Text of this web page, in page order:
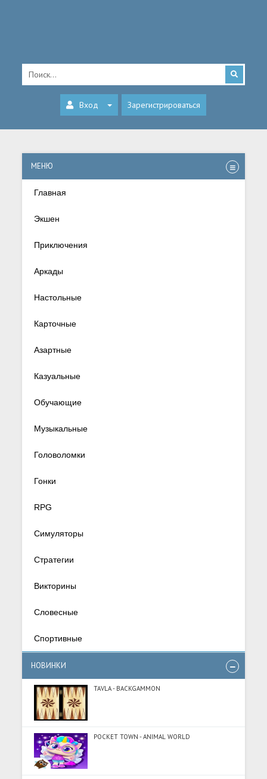
Вход Зарегистрироваться
МЕНЮ
Главная
Экшен
Приключения
Аркады
Настольные
Карточные
Азартные
Казуальные
Обучающие
Музыкальные
Головоломки
Гонки
RPG
Симуляторы
Стратегии
Викторины
Словесные
Спортивные
НОВИНКИ
TAVLA - BACKGAMMON
POCKET TOWN - ANIMAL WORLD